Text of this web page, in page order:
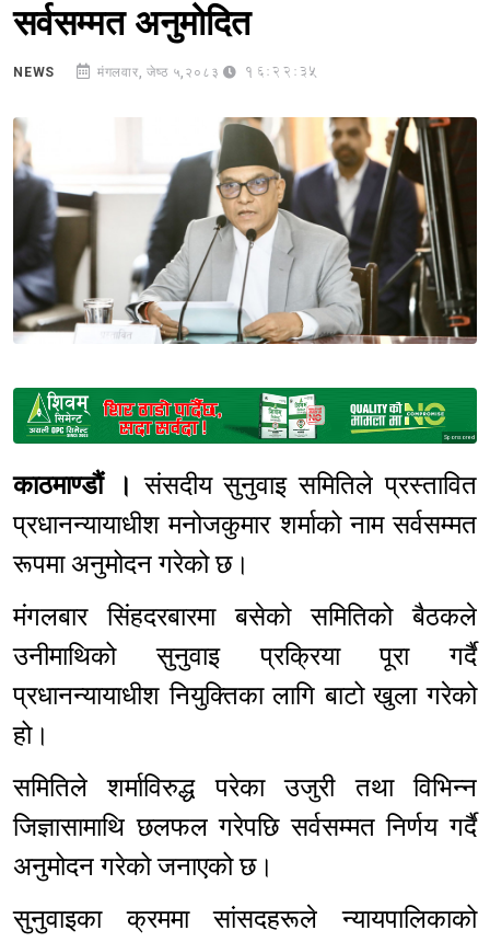
सर्वसम्मत अनुमोदित
NEWS मंगलवार, जेष्ठ ५,२०८३ 16:22:35
Sponsored
काठमाण्डौं ।संसदीय सुनुवाइ समितिले प्रस्तावित
प्रधानन्यायाधीश मनोजकुमार शर्माको नाम सर्वसम्मत
रूपमा अनुमोदन गरेको छ।
मंगलबार सिंहदरबारमा बसेको समितिको बैठकले
उनीमाथिको सुनुवाइ प्रक्रिया पूरा गर्दै
प्रधानन्यायाधीश नियुक्तिका लागि बाटो खुला गरेको
हो।
समितिले शर्माविरुद्ध परेका उजुरी तथा विभिन्न
जिज्ञासामाथि छलफल गरेपछि सर्वसम्मत निर्णय गर्दै
अनुमोदन गरेको जनाएको छ।
सुनुवाइका क्रममा सांसदहरूले न्यायपालिकाको